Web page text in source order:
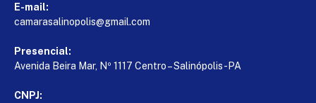
E-mail:
camarasalinopolis@gmail.com
Presencial:
Avenida Beira Mar, Nº 1117 Centro – Salinópolis-PA
CNPJ: